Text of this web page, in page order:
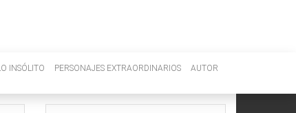
INSÓLITO PERSONAJES EXTRAORDINARIOS AUTOR